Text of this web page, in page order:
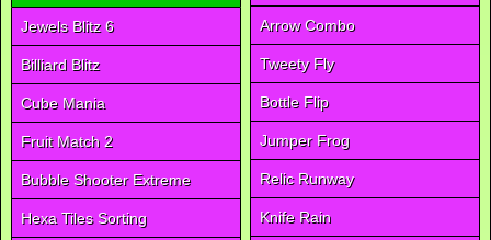
Jewels Blitz 6
Billiard Blitz
Cube Mania
Fruit Match 2
Bubble Shooter Extreme
Hexa Tiles Sorting
Arrow Combo
Tweety Fly
Bottle Flip
Jumper Frog
Relic Runway
Knife Rain